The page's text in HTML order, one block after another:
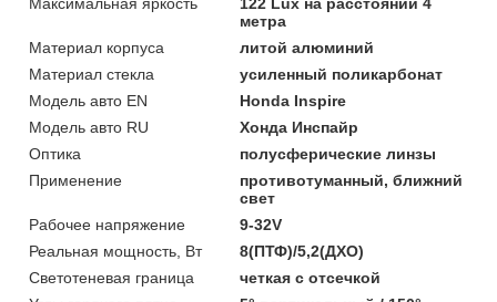
метра
Материал корпуса
литой алюминий
Материал стекла
усиленный поликарбонат
Модель авто EN
Honda Inspire
Модель авто RU
Хонда Инспайр
Оптика
полусферические линзы
Применение
противотуманный, ближний
свет
Рабочее напряжение
9-32V
Реальная мощность, Вт
8(ПТФ)/5,2(ДХО)
Светотеневая граница
четкая с отсечкой